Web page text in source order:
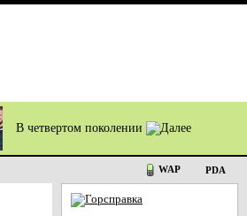
В четвертом поколении
WAP PDA